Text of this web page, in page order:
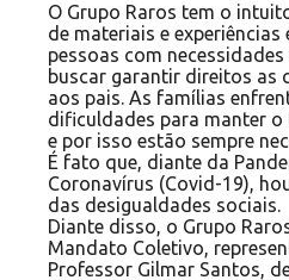
O Grupo Raros tem o
de materiais e
pessoas com
buscar garantir direitos as
aos pais. As famílias
dificuldades para manter
e por isso estão sempre
É fato que, diante da
Coronavírus (Covid-19),
das desigualdades sociais.
Diante disso, o Grupo
Mandato Coletivo,
Professor Gilmar Santos,